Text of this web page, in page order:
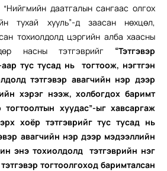
“Нийгмийн даатгалын сангаас олгох
тухай хууль”-д заасан нөхцөл,
тохиолдолд цэргийн алба хаасны
насны тэтгэврийг “Тэтгэвэр
аар тус тусад нь тогтоож, нэгтгэн
тэтгэвэр авагчийн нэр дээр
хэрэг нээж, холбогдох баримт
тогтоолтын хуудас”-ыг хавсаргаж
хоёр тэтгэврийг тус тусад нь
авагчийн нэр дээр мэдээллийн
энэ тохиолдолд тэтгэврийн нэг
тогтоолгоход баримталсан